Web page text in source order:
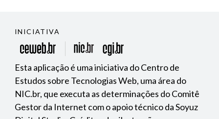
INICIATIVA
Esta aplicação é uma iniciativa do Centro de
Estudos sobre Tecnologias Web, uma área do
NIC.br, que executa as determinações do Comitê
Gestor da Internet com o apoio técnico da Soyuz